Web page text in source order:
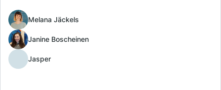
Melana Jäckels
Janine Boscheinen
Jasper